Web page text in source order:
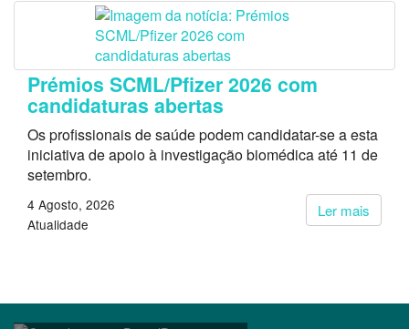
Prémios SCML/Pfizer 2026 com
candidaturas abertas
Os profissionais de saúde podem candidatar-se a esta
iniciativa de apoio à investigação biomédica até 11 de
setembro.
Ler mais
4 Agosto, 2026
Atualidade